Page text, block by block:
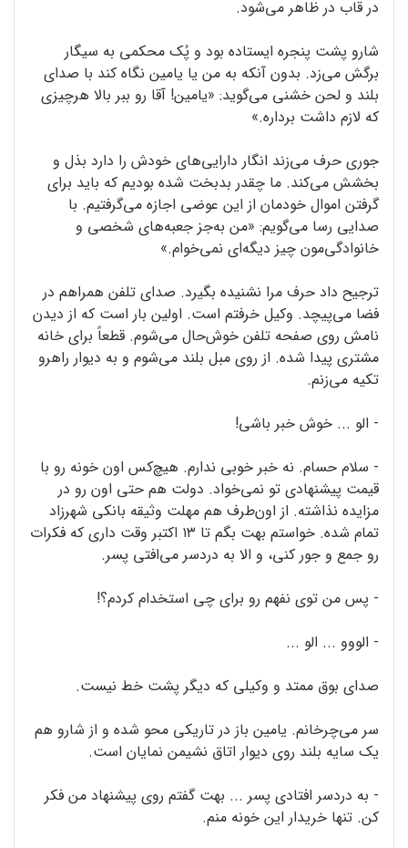
در قاب در ظاهر می‌شود.
شارو پشت پنجره ایستاده بود و پُک محکمی به سیگار
برگش می‌زد. بدون آنکه به من یا یامین نگاه کند با صدای
بلند و لحن خشنی می‌گوید: «یامین! آقا رو ببر بالا هرچیزی
که لازم داشت برداره.»
جوری حرف می‌زند انگار دارایی‌‌‌های خودش را دارد بذل و
بخشش می‌کند. ما چقدر بدبخت شده بودیم که باید برای
گرفتن اموال خودمان از این عوضی اجازه می‌گرفتیم. با
صدایی رسا می‌گویم: «من به‌جز جعبه‌های شخصی و
خانوادگی‌مون چیز دیگه‌ای نمی‌خوام.»
ترجیح داد حرف مرا نشنیده بگیرد. صدای تلفن همراهم در
فضا می‌پیچد. وکیل خرفتم است. اولین بار است که از دیدن
نامش روی صفحه تلفن خوش‌حال می‌شوم. قطعاً برای خانه
مشتری پیدا شده. از روی مبل بلند می‌شوم و به دیوار راهرو
تکیه می‌زنم.
- الو ... خوش خبر باشی!
- سلام حسام. نه خبر خوبی ندارم. هیچ‌کس اون خونه رو با
قیمت پیشنهادی تو نمی‌خواد. دولت هم حتی اون رو در
مزایده نذاشته. از اون‌طرف هم مهلت وثیقه بانکی شهرزاد
تمام شده. خواستم بهت بگم تا ۱۳ اکتبر وقت داری که فکرات
رو جمع و جور کنی، و الا به دردسر می‌افتی پسر.
- پس من توی نفهم رو برای چی استخدام کردم؟!
- الووو ... الو ...
صدای بوق ممتد و وکیلی که دیگر پشت خط نیست.
سر می‌چرخانم. یامین باز در تاریکی محو شده و از شارو هم
یک سایه بلند روی دیوار اتاق نشیمن نمایان است.
- به دردسر افتادی پسر ... بهت گفتم روی پیشنهاد من فکر
کن. تنها خریدار این خونه منم.